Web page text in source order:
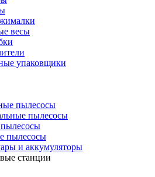
весы
упаковщики
пылесосы
пылесосы
пылесосы
и аккумуляторы
станции